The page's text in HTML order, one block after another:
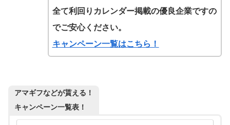
全て利回りカレンダー掲載の優良企業ですの
でご安心ください。
キャンペーン一覧はこちら！
アマギフなどが貰える！
キャンペーン一覧表！